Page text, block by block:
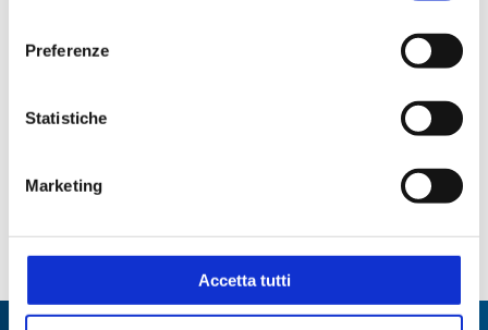
Preferenze
Statistiche
Marketing
Accetta tutti
Setacci cellulari Easystrainer